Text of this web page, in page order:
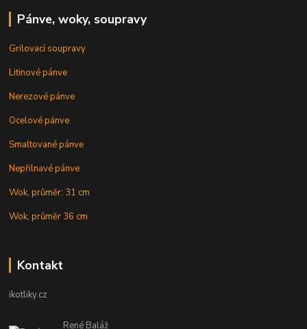
Pánve, woky, soupravy
Grilovací soupravy
Litinové pánve
Nerezové pánve
Ocelové pánve
Smaltované pánve
Nepřilnavé pánve
Wok, průměr: 31 cm
Wok, průměr 36 cm
Kontakt
ikotliky.cz
René Baláž